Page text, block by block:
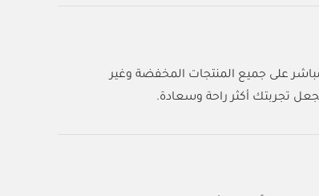
على جميع المنتجات المخفضة وغير
تجربتك أكثر راحة وسعادة.